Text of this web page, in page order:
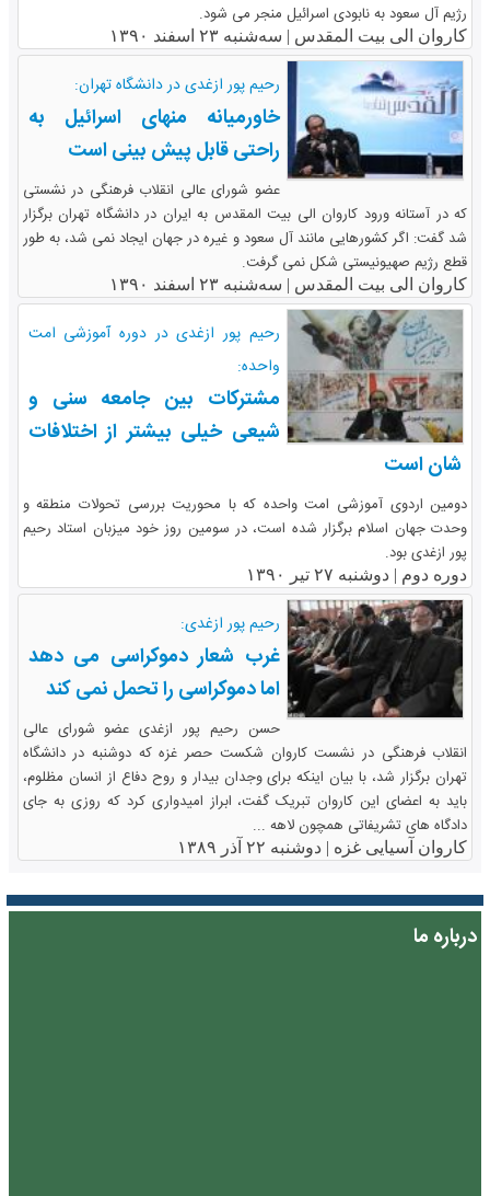
رژیم آل سعود به نابودی اسرائیل منجر می شود.
کاروان الی بیت المقدس | سه‌شنبه ۲۳ اسفند ۱۳۹۰
رحیم پور ازغدی در دانشگاه تهران:
خاورمیانه منهای اسرائیل به
راحتی قابل پیش بینی است
عضو شورای عالی انقلاب فرهنگی در نشستی
که در آستانه ورود کاروان الی بیت المقدس به ایران در دانشگاه تهران برگزار
شد گفت: اگر کشورهایی مانند آل سعود و غیره در جهان ایجاد نمی شد، به طور
قطع رژیم صهیونیستی شکل نمی گرفت.
کاروان الی بیت المقدس | سه‌شنبه ۲۳ اسفند ۱۳۹۰
رحیم پور ازغدی در دوره آموزشی امت
واحده:
مشترکات بین جامعه سنی و
شیعی خیلی بیشتر از اختلافات
شان است
دومین اردوی آموزشی امت واحده که با محوریت بررسی تحولات منطقه و
وحدت جهان اسلام برگزار شده است، در سومین روز خود میزبان استاد رحیم
پور ازغدی بود.
دوره دوم | دوشنبه ۲۷ تیر ۱۳۹۰
رحیم پور ازغدی:
غرب شعار دموکراسی می دهد
اما دموکراسی را تحمل نمی کند
حسن رحیم پور ازغدی عضو شورای عالی
انقلاب فرهنگی در نشست کاروان شکست حصر غزه که دوشنبه در دانشگاه
تهران برگزار شد، با بیان اینکه برای وجدان بیدار و روح دفاع از انسان مظلوم،
باید به اعضای این کاروان تبریک گفت، ابراز امیدواری کرد که روزی به جای
دادگاه های تشریفاتی همچون لاهه ...
کاروان آسیایی غزه | دوشنبه ۲۲ آذر ۱۳۸۹
درباره ما